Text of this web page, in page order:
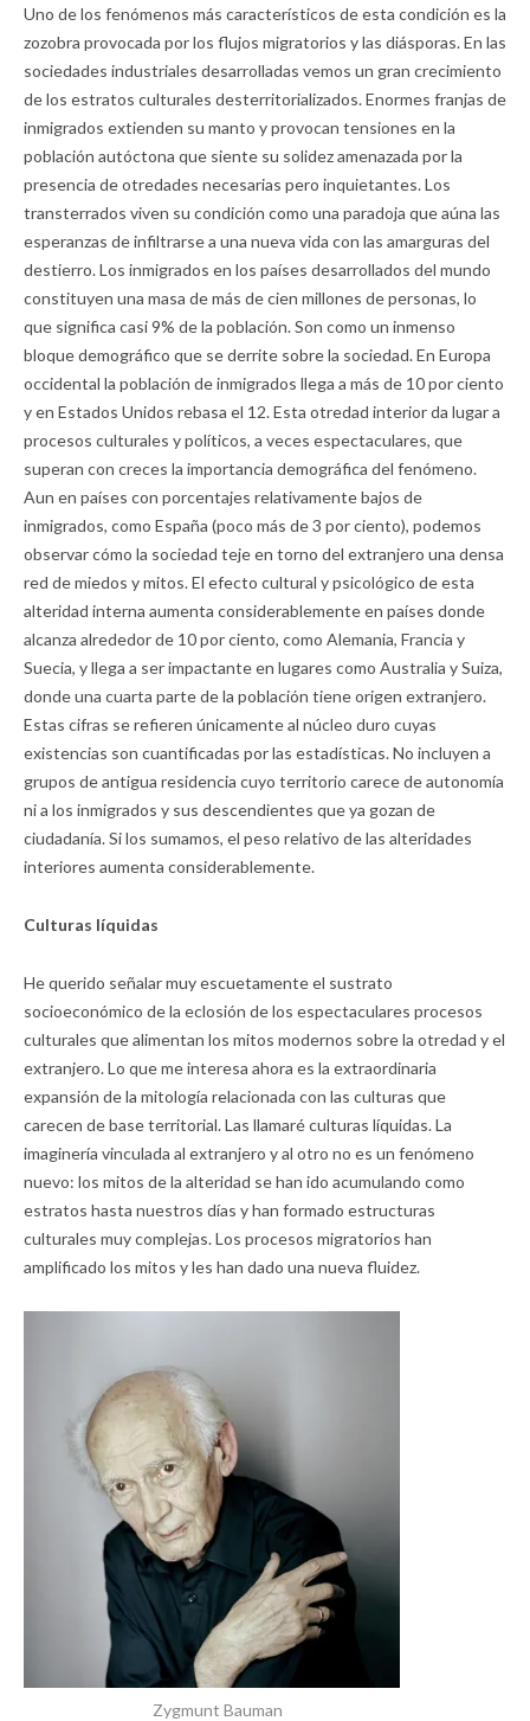
Uno de los fenómenos más característicos de esta condición es la
zozobra provocada por los flujos migratorios y las diásporas. En las
sociedades industriales desarrolladas vemos un gran crecimiento
de los estratos culturales desterritorializados. Enormes franjas de
inmigrados extienden su manto y provocan tensiones en la
población autóctona que siente su solidez amenazada por la
presencia de otredades necesarias pero inquietantes. Los
transterrados viven su condición como una paradoja que aúna las
esperanzas de infiltrarse a una nueva vida con las amarguras del
destierro. Los inmigrados en los países desarrollados del mundo
constituyen una masa de más de cien millones de personas, lo
que significa casi 9% de la población. Son como un inmenso
bloque demográfico que se derrite sobre la sociedad. En Europa
occidental la población de inmigrados llega a más de 10 por ciento
y en Estados Unidos rebasa el 12. Esta otredad interior da lugar a
procesos culturales y políticos, a veces espectaculares, que
superan con creces la importancia demográfica del fenómeno.
Aun en países con porcentajes relativamente bajos de
inmigrados, como España (poco más de 3 por ciento), podemos
observar cómo la sociedad teje en torno del extranjero una densa
red de miedos y mitos. El efecto cultural y psicológico de esta
alteridad interna aumenta considerablemente en países donde
alcanza alrededor de 10 por ciento, como Alemania, Francia y
Suecia, y llega a ser impactante en lugares como Australia y Suiza,
donde una cuarta parte de la población tiene origen extranjero.
Estas cifras se refieren únicamente al núcleo duro cuyas
existencias son cuantificadas por las estadísticas. No incluyen a
grupos de antigua residencia cuyo territorio carece de autonomía
ni a los inmigrados y sus descendientes que ya gozan de
ciudadanía. Si los sumamos, el peso relativo de las alteridades
interiores aumenta considerablemente.
Culturas líquidas
He querido señalar muy escuetamente el sustrato
socioeconómico de la eclosión de los espectaculares procesos
culturales que alimentan los mitos modernos sobre la otredad y el
extranjero. Lo que me interesa ahora es la extraordinaria
expansión de la mitología relacionada con las culturas que
carecen de base territorial. Las llamaré culturas líquidas. La
imaginería vinculada al extranjero y al otro no es un fenómeno
nuevo: los mitos de la alteridad se han ido acumulando como
estratos hasta nuestros días y han formado estructuras
culturales muy complejas. Los procesos migratorios han
amplificado los mitos y les han dado una nueva fluidez.
Zygmunt Bauman